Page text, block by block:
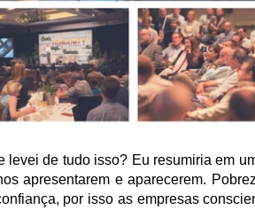
levei de tudo isso? Eu resumiria em
apresentarem e aparecerem.
por isso as empresas